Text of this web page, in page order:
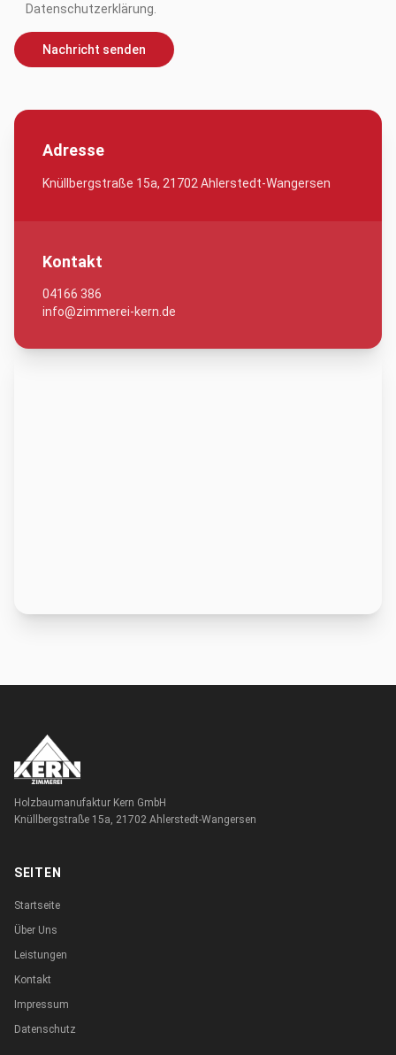
Datenschutzerklärung.
Nachricht senden
Adresse
Knüllbergstraße 15a, 21702 Ahlerstedt-Wangersen
Kontakt
04166 386
info@zimmerei-kern.de
Holzbaumanufaktur Kern GmbH
Knüllbergstraße 15a, 21702 Ahlerstedt-Wangersen
SEITEN
Startseite
Über Uns
Leistungen
Kontakt
Impressum
Datenschutz